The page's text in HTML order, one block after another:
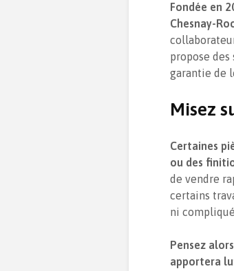
Fondée en
Chesnay-
propose
garantie de
Misez
Certaines
ou des
de vendre
certains
ni
Pensez
apportera